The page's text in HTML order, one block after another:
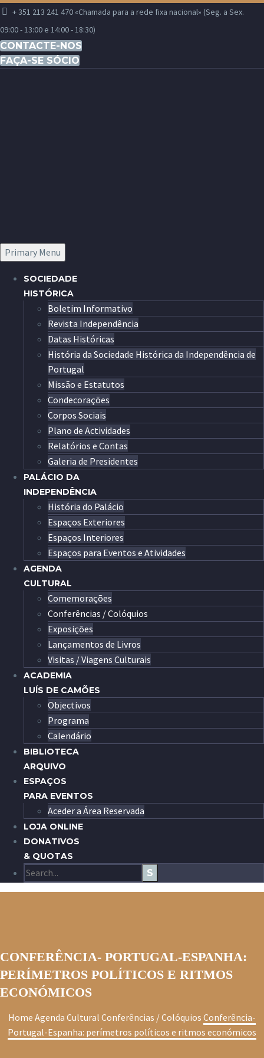
+ 351 213 241 470 «Chamada para a rede fixa nacional» (Seg. a Sex.
09:00 - 13:00 e 14:00 - 18:30)
CONTACTE-NOS
FAÇA-SE SÓCIO
Primary Menu
SOCIEDADE
HISTÓRICA
Boletim Informativo
Revista Independência
Datas Históricas
História da Sociedade Histórica da Independência de
Portugal
Missão e Estatutos
Condecorações
Corpos Sociais
Plano de Actividades
Relatórios e Contas
Galeria de Presidentes
PALÁCIO DA
INDEPENDÊNCIA
História do Palácio
Espaços Exteriores
Espaços Interiores
Espaços para Eventos e Atividades
AGENDA
CULTURAL
Comemorações
Conferências / Colóquios
Exposições
Lançamentos de Livros
Visitas / Viagens Culturais
ACADEMIA
LUÍS DE CAMÕES
Objectivos
Programa
Calendário
BIBLIOTECA
ARQUIVO
ESPAÇOS
PARA EVENTOS
Aceder a Área Reservada
LOJA ONLINE
DONATIVOS
& QUOTAS
CONFERÊNCIA- PORTUGAL-ESPANHA:
PERÍMETROS POLÍTICOS E RITMOS
ECONÓMICOS
Home Agenda Cultural Conferências / Colóquios Conferência-
Portugal-Espanha: perímetros políticos e ritmos económicos